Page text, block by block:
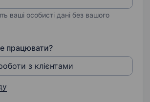
ваші особисті дані без вашого
працювати?